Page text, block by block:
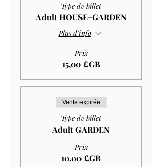
Type de billet
Adult HOUSE+GARDEN
Plus d'info
Prix
15,00 £GB
Vente expirée
Type de billet
Adult GARDEN
Prix
10,00 £GB